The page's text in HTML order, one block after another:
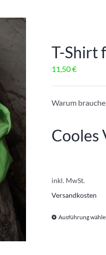
T-Shirt
11,50€
Warum
Cooles
inkl. MwSt.
Versandkosten
Ausführung